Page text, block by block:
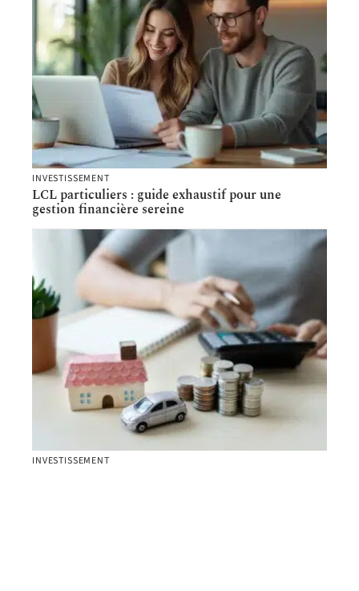
INVESTISSEMENT
LCL particuliers : guide exhaustif pour une
gestion financière sereine
INVESTISSEMENT